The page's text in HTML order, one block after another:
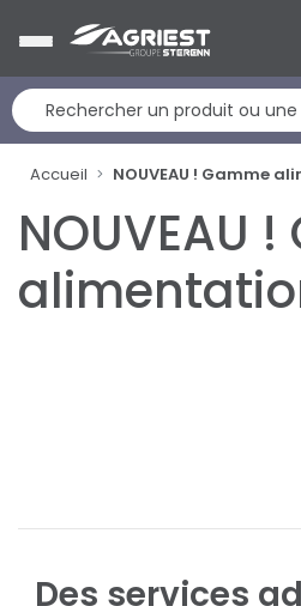
Accueil NOUVEAU ! Gamme
NOUVEAU
Des services